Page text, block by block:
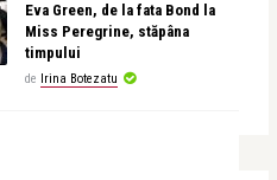
Eva Green, de la fata Bond la
Miss Peregrine, stăpâna
timpului
de Irina Botezatu